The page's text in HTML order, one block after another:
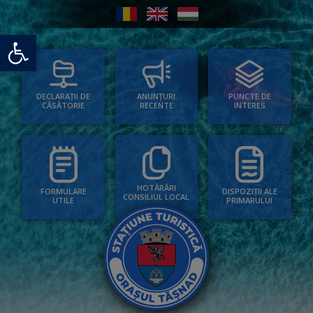
Deschide bara de unelte
DECLARAȚII DE
CĂSĂTORIE
ANUNȚURI
RECENTE
PUNCTE DE
INTERES
FORMULARE
UTILE
HOTĂRÂRI
CONSILIUL LOCAL
DISPOZIȚII ALE
PRIMARULUI